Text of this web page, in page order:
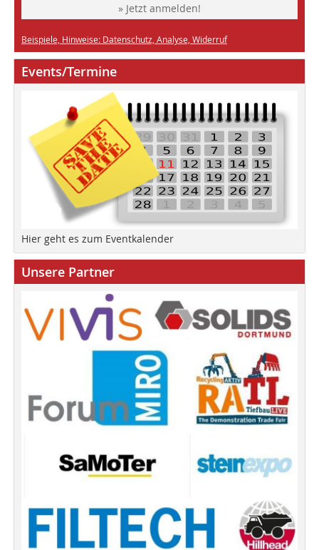
» Jetzt anmelden!
Beispiele, Hinweise: Datenschutz, Analyse, Widerruf
Events/Termine
Hier geht es zum Eventkalender
Unsere Partner